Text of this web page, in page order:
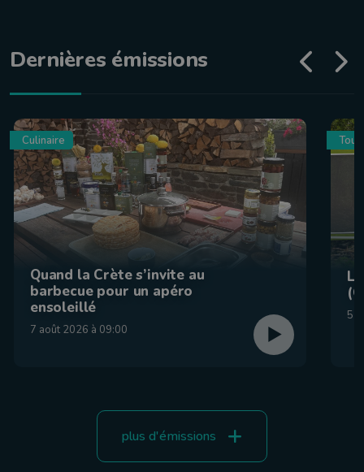
Dernières émissions
Culinaire
Quand la Crète s’invite au
barbecue pour un apéro
ensoleillé
7 août 2026 à 09:00
5
plus d'émissions